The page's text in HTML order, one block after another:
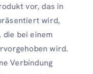
vor, das in
wird,
bei einem
wird.
Verbindung